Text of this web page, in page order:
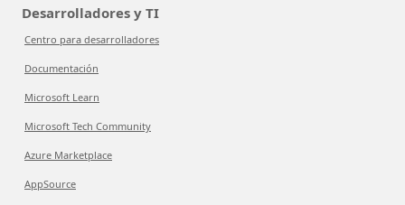
Desarrolladores y TI
Centro para desarrolladores
Documentación
Microsoft Learn
Microsoft Tech Community
Azure Marketplace
AppSource